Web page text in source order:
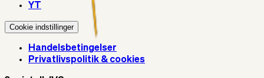
YT
Cookie indstillinger
Handelsbetingelser
Privatlivspolitik & cookies